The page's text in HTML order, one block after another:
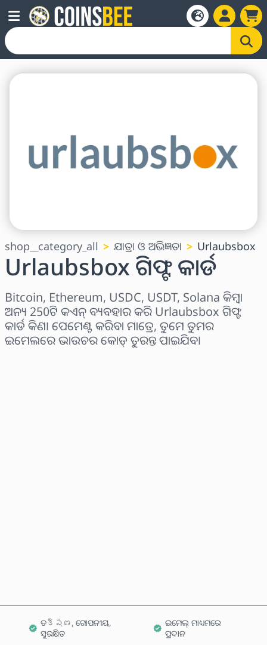
shop__category_all ଯାତ୍ରା ଓ ଅଭିଜ୍ଞତା Urlaubsbox
Urlaubsbox ଗିଫ୍ଟ କାର୍ଡ
Bitcoin, Ethereum, USDC, USDT, Solana କିମ୍ବା
ଅନ୍ୟ 250ଟି କଏନ୍ ବ୍ୟବହାର କରି Urlaubsbox ଗିଫ୍ଟ
କାର୍ଡ କିଣ। ପେମେଣ୍ଟ କରିବା ମାତ୍ରେ, ତୁମେ ତୁମର
ଇମେଲରେ ଭାଉଚର କୋଡ୍ ତୁରନ୍ତ ପାଇଯିବ।
ତక్షణ, ଗୋପନୀୟ,
ସୁରକ୍ଷିତ
ଇମେଲ୍ ମାଧ୍ୟମରେ
ପ୍ରଦାନ